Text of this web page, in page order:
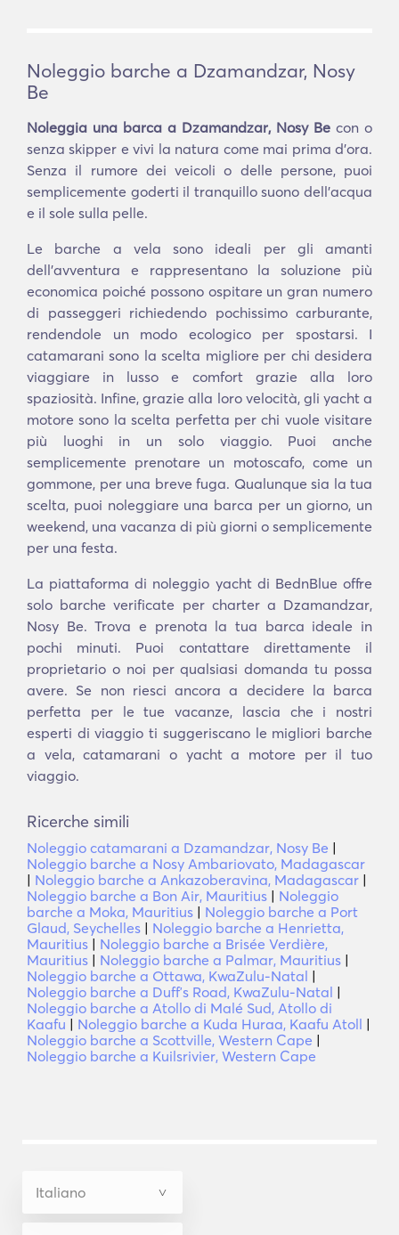
Noleggio barche a Dzamandzar, Nosy
Be
Noleggia una barca a Dzamandzar, Nosy Be con o
senza skipper e vivi la natura come mai prima d'ora.
Senza il rumore dei veicoli o delle persone, puoi
semplicemente goderti il tranquillo suono dell'acqua
e il sole sulla pelle.
Le barche a vela sono ideali per gli amanti
dell'avventura e rappresentano la soluzione più
economica poiché possono ospitare un gran numero
di passeggeri richiedendo pochissimo carburante,
rendendole un modo ecologico per spostarsi. I
catamarani sono la scelta migliore per chi desidera
viaggiare in lusso e comfort grazie alla loro
spaziosità. Infine, grazie alla loro velocità, gli yacht a
motore sono la scelta perfetta per chi vuole visitare
più luoghi in un solo viaggio. Puoi anche
semplicemente prenotare un motoscafo, come un
gommone, per una breve fuga. Qualunque sia la tua
scelta, puoi noleggiare una barca per un giorno, un
weekend, una vacanza di più giorni o semplicemente
per una festa.
La piattaforma di noleggio yacht di BednBlue offre
solo barche verificate per charter a Dzamandzar,
Nosy Be. Trova e prenota la tua barca ideale in
pochi minuti. Puoi contattare direttamente il
proprietario o noi per qualsiasi domanda tu possa
avere. Se non riesci ancora a decidere la barca
perfetta per le tue vacanze, lascia che i nostri
esperti di viaggio ti suggeriscano le migliori barche
a vela, catamarani o yacht a motore per il tuo
viaggio.
Ricerche simili
Noleggio catamarani a Dzamandzar, Nosy Be |
Noleggio barche a Nosy Ambariovato, Madagascar
| Noleggio barche a Ankazoberavina, Madagascar |
Noleggio barche a Bon Air, Mauritius | Noleggio
barche a Moka, Mauritius | Noleggio barche a Port
Glaud, Seychelles | Noleggio barche a Henrietta,
Mauritius | Noleggio barche a Brisée Verdière,
Mauritius | Noleggio barche a Palmar, Mauritius |
Noleggio barche a Ottawa, KwaZulu-Natal |
Noleggio barche a Duffʼs Road, KwaZulu-Natal |
Noleggio barche a Atollo di Malé Sud, Atollo di
Kaafu | Noleggio barche a Kuda Huraa, Kaafu Atoll |
Noleggio barche a Scottville, Western Cape |
Noleggio barche a Kuilsrivier, Western Cape